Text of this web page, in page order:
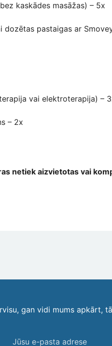
kaskādes masāžas) – 5x
dozētas pastaigas ar
vai elektroterapija) –
– 2x
netiek aizvietotas vai
gan vidi mums apkārt,
Jūsu